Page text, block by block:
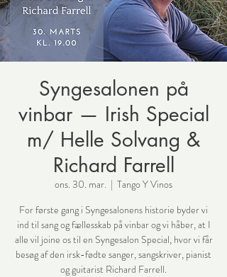
Syngesalonen på
vinbar — Irish Special
m/ Helle Solvang &
Richard Farrell
ons. 30. mar.
  |
Tango Y Vinos
For første gang i Syngesalonens historie byder vi
ind til sang og fællesskab på vinbar og vi håber, at I
alle vil joine os til en Syngesalon Special, hvor vi får
besøg af den irsk-fødte sanger, sangskriver, pianist
og guitarist Richard Farrell.